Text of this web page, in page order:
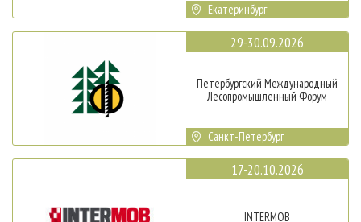
Екатеринбург
29-30.09.2026
Петербургский Международный
Лесопромышленный Форум
Санкт-Петербург
17-20.10.2026
INTERMOB